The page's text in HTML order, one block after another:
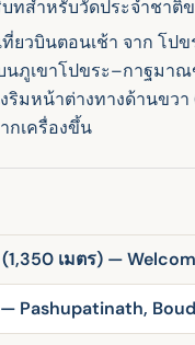
ทสําหรับวัดประจําชาติ
ที่ยวบินตอนเช้า จาก โ
นภูเขาโปขระ–กาฐมา
มหน้าต่างทางด้านขว
เครื่องขึ้น
เมตร) —
Pashupatinath,